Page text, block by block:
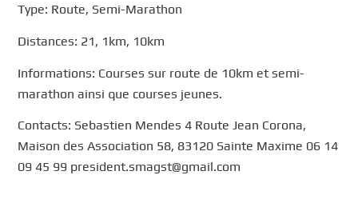
Type: Route, Semi-Marathon
Distances: 21, 1km, 10km
Informations: Courses sur route de 10km et semi-
marathon ainsi que courses jeunes.
Contacts: Sebastien Mendes 4 Route Jean Corona,
Maison des Association 58, 83120 Sainte Maxime 06 14
09 45 99 president.smagst@gmail.com